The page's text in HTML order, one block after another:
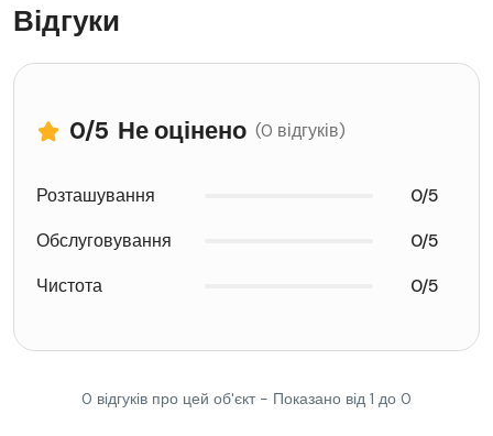
Відгуки
0/5 Не оцінено (0 відгуків)
Розташування
0/5
Обслуговування
0/5
Чистота
0/5
0 відгуків про цей об'єкт - Показано від 1 до 0